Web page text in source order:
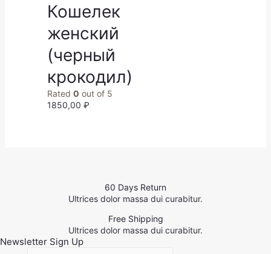
Кошелек
женский
(черный
крокодил)
Rated 0 out of 5
1850,00 ₽
60 Days Return
Ultrices dolor massa dui curabitur.
Free Shipping
Ultrices dolor massa dui curabitur.
Newsletter Sign Up